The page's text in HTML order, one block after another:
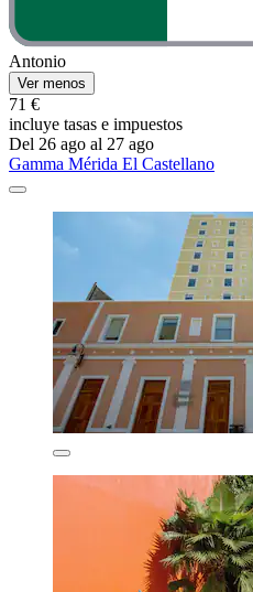
Antonio
Ver menos
71 €
incluye tasas e impuestos
Del 26 ago al 27 ago
Gamma Mérida El Castellano